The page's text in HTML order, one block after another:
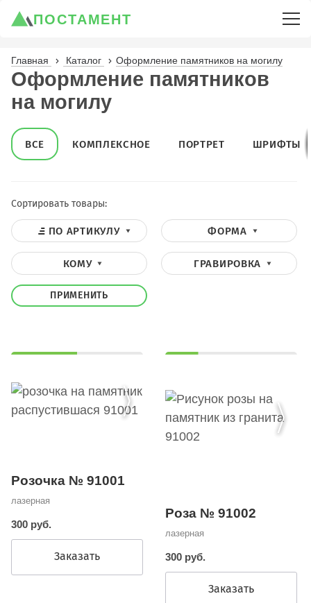
ПОСТАМЕНТ
Главная Каталог Оформление памятников на могилу
Оформление памятников
на могилу
ВСЕ КОМПЛЕКСНОЕ ПОРТРЕТ ШРИФТЫ
Сортировать товары:
ПО АРТИКУЛУ ФОРМА
КОМУ ГРАВИРОВКА
ПРИМЕНИТЬ
Розочка № 91001
лазерная
300 руб.
Заказать
Роза № 91002
лазерная
300 руб.
Заказать